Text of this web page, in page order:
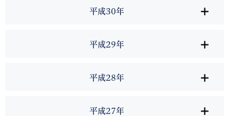
平成30年
平成29年
平成28年
平成27年